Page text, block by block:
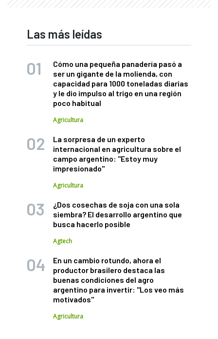
Las más leídas
Cómo una pequeña panadería pasó a
ser un gigante de la molienda, con
capacidad para 1000 toneladas diarias
y le dio impulso al trigo en una región
poco habitual
Agricultura
La sorpresa de un experto
internacional en agricultura sobre el
campo argentino: "Estoy muy
impresionado"
Agricultura
¿Dos cosechas de soja con una sola
siembra? El desarrollo argentino que
busca hacerlo posible
Agtech
En un cambio rotundo, ahora el
productor brasilero destaca las
buenas condiciones del agro
argentino para invertir: "Los veo más
motivados"
Agricultura